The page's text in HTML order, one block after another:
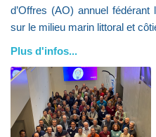
d’Offres (AO) annuel
sur le milieu marin littoral et
Plus d'infos...